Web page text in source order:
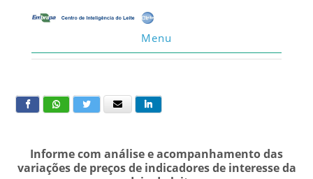
Menu
Informe com análise e acompanhamento das
variações de preços de indicadores de interesse da